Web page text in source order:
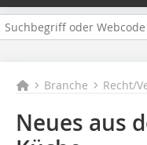
Branche Recht/
Neues aus